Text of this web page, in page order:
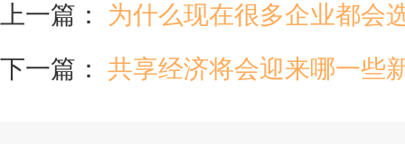
上一篇： 为什么现在很多企业都会
下一篇： 共享经济将会迎来哪一些